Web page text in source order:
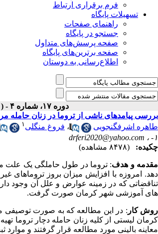
فرم برقراری ارتباط
تسهیلات پایگاه
راهنمای صفحات
جستجو در پایگاه
صفحه پرسش‌های متداول
صفحه برترین‌های پایگاه
اطلاع‌رسانی به دوستان
دوره ۱۷، شماره ۴ - ( مجلۀ علمی دانشگاه علوم پزشکی همدان-زمستان ۱۳۸۹ )
بررسی پیامدهای ناشی از تروما در زنان حامله
طاهره اشرفگنجویی
، فروغ منگلی ۱
۱- ،
drferi2020@yahoo.com
چکیده:
(۸۴۷۸ مشاهده)
مقدمه و هدف
دهد. امروزه با افزایش میزان بروز تروماهای
تناقضاتی که در زمینه عوارض و علل آن وجود
های آموزشی شهر کرمان صورت گرفت.
روش کار : در این مطالعه که به صورت توصیفی
کرمان لیستی از کلیه زنان حامله دچار تروما
معاینه بالینی مورد مطالعه قرار گرفتند و